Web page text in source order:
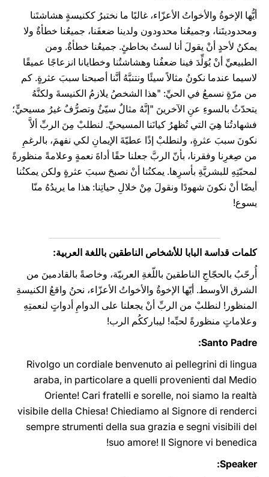
أيُّها الإخوةُ والأخواتُ الأعزّاء، غالبًا ما نختبرُ ككنيسةٍ هشاشتَنا
ومحدوديتَنا، وجميعُنا محدودون ولدينا ضعفَنا، جميعُنا خطأةٌ ولا
يمكنُ لأحدٍ أنْ يقولَ أنا لستُ بخاطئٍ. جميعُنا خطأةٌ. ومن
الطبيعيِّ أنْ يُوَلِّدَ فينا ضعفُنا وهشاشتُنا وخطايانا انزعاجًا عميقًا
لاسيما عندما نكونُ مثالاً سيئًا ونتنبَّهُ أنَّنا أصبحنا سببَ عثرةٍ. كم
من مرّةٍ نسمعُ في الحيِّ: "هذا الشخصُ يلازمُ الكنيسةَ ولكنَّهُ
يتحدّثُ بالسوءِ عنِ الآخرينَ "إنَّهُ مثالٌ سيّئٌ وتصرُّفٌ غيرُ مسيحيٍّ؛
فشهادتُنا هِيَ التي تُظهرُ كيانَنا المسيحيِّ. لنطلبْ مِنَ الربِّ ألاَّ
نكونَ سببَ عثرةٍ، ولنطلبْ إذًا عطيّةَ الإيمانِ لكي نفهمَ، بالرغمِ
من صِغرِنا وفقرنا، بأنّ الربَّ جعلنا حقًا أداةَ نعمةٍ وعلامةً منظورةً
لمحبّتِهِ للبشريَّةِ بأسرِها. يمكنُنا أنْ نصبحَ سببَ عثرةٍ ولكن يمكنُنا
أيضًا أنْ نكونَ شهودًا ونقولَ مِنْ خلالِ حياتِنا: هذا ما يريدُهُ منّا
يسوع!
كلمات قداسة البابا للأشخاص الناطقين باللغة العربية:
أُرحّبُ بالحجّاجِ الناطقينَ باللّغةِ العربيّة، وخاصةً بالقادمينَ من
الشرق الأوسط. أيّها الإخوةُ والأخواتُ الأعزّاء، نحنُ واقعُ الكنيسةِ
المنظور! لنطلبْ من الربِّ أنْ يجعلنا على الدوامِ أدواتٍ لنعمتِهِ
وعلاماتٍ منظورةً لحبِّه! ليبارككُم الرب!
Santo Padre:
Rivolgo un cordiale benvenuto ai pellegrini di lingua
araba, in particolare a quelli provenienti dal Medio
Oriente! Cari fratelli e sorelle, noi siamo la realtà
visibile della Chiesa! Chiediamo al Signore di renderci
sempre strumenti della sua grazia e segni visibili del
suo amore! Il Signore vi benedica!
Speaker: